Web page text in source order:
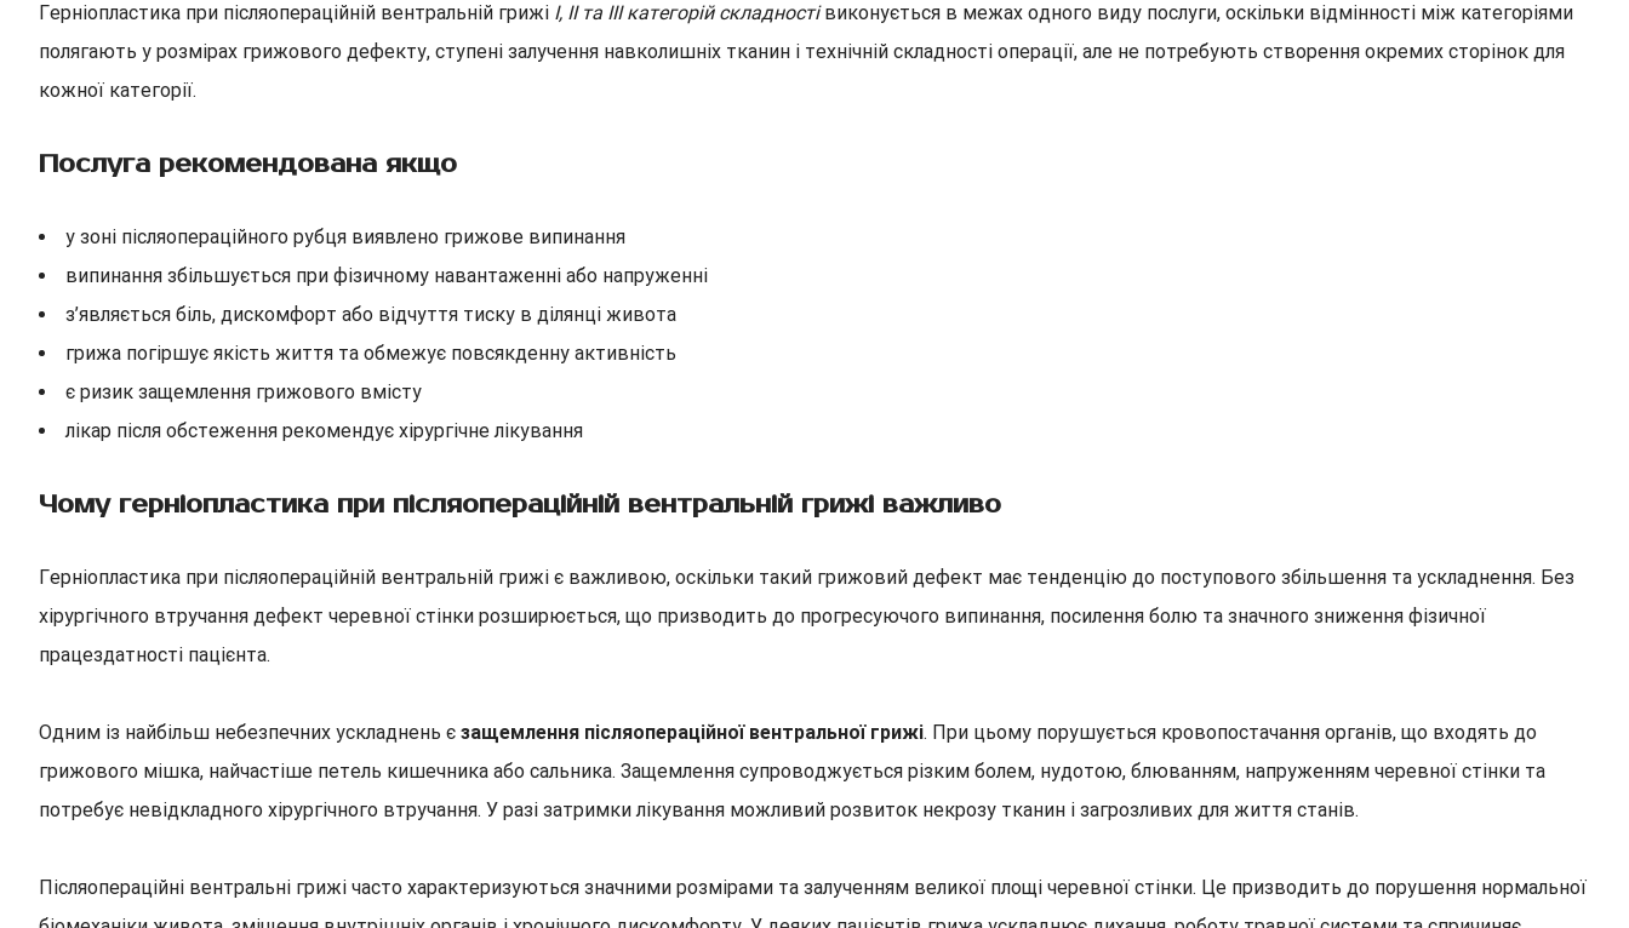
Герніопластика при післяопераційній вентральній грижі I, II та III категорій складностівиконується в межах одного виду послуги, оскільки відмінності між категоріями
полягають у розмірах грижового дефекту, ступені залучення навколишніх тканин і технічній складності операції, але не потребують створення окремих сторінок для
кожної категорії.
Послуга рекомендована якщо
у зоні післяопераційного рубця виявлено грижове випинання
випинання збільшується при фізичному навантаженні або напруженні
з’являється біль, дискомфорт або відчуття тиску в ділянці живота
грижа погіршує якість життя та обмежує повсякденну активність
є ризик защемлення грижового вмісту
лікар після обстеження рекомендує хірургічне лікування
Чому герніопластика при післяопераційній вентральній грижі важливо
Герніопластика при післяопераційній вентральній грижі є важливою, оскільки такий грижовий дефект має тенденцію до поступового збільшення та ускладнення. Без
хірургічного втручання дефект черевної стінки розширюється, що призводить до прогресуючого випинання, посилення болю та значного зниження фізичної
працездатності пацієнта.
Одним із найбільш небезпечних ускладнень є защемлення післяопераційної вентральної грижі. При цьому порушується кровопостачання органів, що входять до
грижового мішка, найчастіше петель кишечника або сальника. Защемлення супроводжується різким болем, нудотою, блюванням, напруженням черевної стінки та
потребує невідкладного хірургічного втручання. У разі затримки лікування можливий розвиток некрозу тканин і загрозливих для життя станів.
Післяопераційні вентральні грижі часто характеризуються значними розмірами та залученням великої площі черевної стінки. Це призводить до порушення нормальної